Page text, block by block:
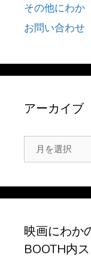
その他にわか
お問い合わせ
アーカイブ
ー
映画にわか
BOOTH内